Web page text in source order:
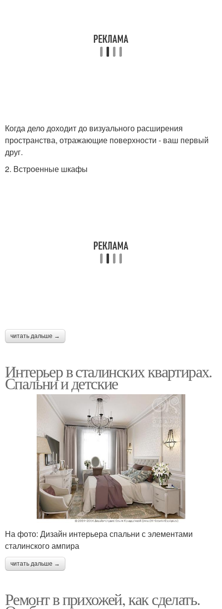
Когда дело доходит до визуального расширения
пространства, отражающие поверхности - ваш первый
друг.
2. Встроенные шкафы
читать дальше →
Интерьер в сталинских квартирах.
Спальни и детские
На фото: Дизайн интерьера спальни с элементами
сталинского ампира
читать дальше →
Ремонт в прихожей, как сделать.